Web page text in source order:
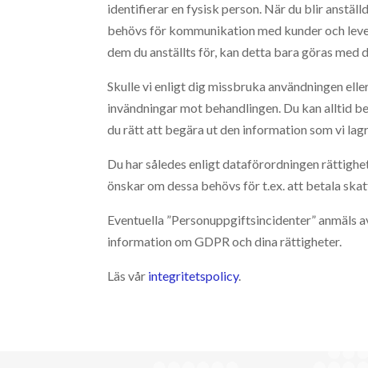
identifierar en fysisk person. När du blir
behövs för kommunikation med kunder och
dem du anställts för, kan detta bara göras
Skulle vi enligt dig missbruka användningen
invändningar mot behandlingen. Du kan alltid
du rätt att begära ut den information som vi
Du har således enligt dataförordningen
önskar om dessa behövs för t.ex. att betala
Eventuella ”Personuppgiftsincidenter”
information om GDPR och dina rättigheter.
Läs vår integritetspolicy.